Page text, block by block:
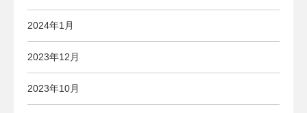
2024年1月
2023年12月
2023年10月